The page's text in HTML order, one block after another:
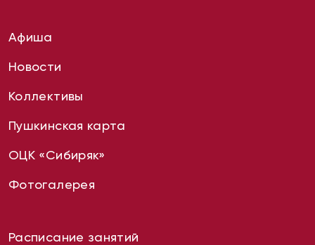
Афиша
Новости
Коллективы
Пушкинская карта
ОЦК «Сибиряк»
Фотогалерея
Расписание занятий